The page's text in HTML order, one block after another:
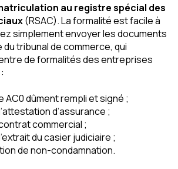
au registre spécial des
(RSAC). La formalité est facile à
simplement envoyer les documents
tribunal de commerce, qui
de formalités des entreprises
AC0 dûment rempli et signé ;
d’assurance ;
commercial ;
du casier judiciaire ;
de non-condamnation.